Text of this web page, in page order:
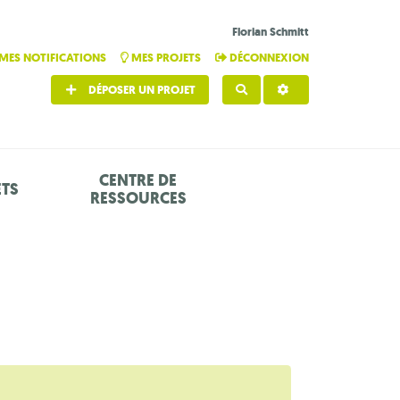
Florian Schmitt
NOTIFICATIONS
MES PROJETS DÉCONNEXION
RECHERCHER
DÉPOSER UN PROJET
CENTRE DE
RESSOURCES